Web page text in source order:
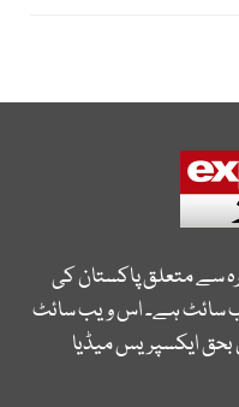
سے متعلق پاکستان کی
سائٹ ہے۔ اس ویب سائٹ
بحق ایکسپریس میڈیا